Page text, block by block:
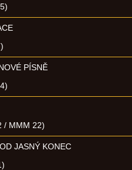
PÍSNĚ
/ MMM 22)
JASNÝ KONEC